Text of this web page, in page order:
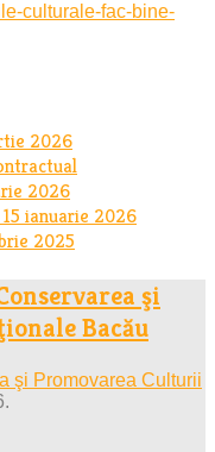
culturale-fac-bine-
2026
2026
ianuarie 2026
2025
şi Promovarea Culturii